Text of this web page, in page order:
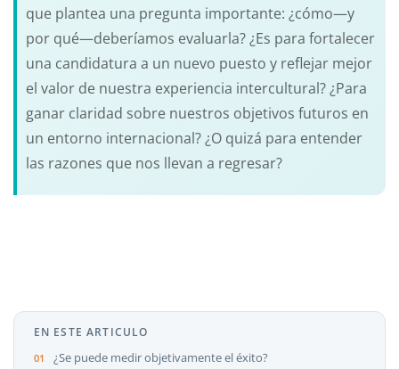
que plantea una pregunta importante: ¿cómo—y
por qué—deberíamos evaluarla? ¿Es para fortalecer
una candidatura a un nuevo puesto y reflejar mejor
el valor de nuestra experiencia intercultural? ¿Para
ganar claridad sobre nuestros objetivos futuros en
un entorno internacional? ¿O quizá para entender
las razones que nos llevan a regresar?
EN ESTE ARTICULO
¿Se puede medir objetivamente el éxito?